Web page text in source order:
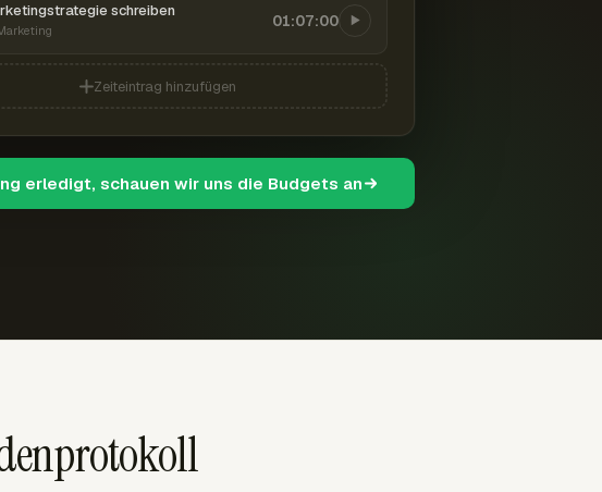
schreiben 01:07:00
Zeiteintrag hinzufügen
erledigt, schauen wir uns die Budgets an